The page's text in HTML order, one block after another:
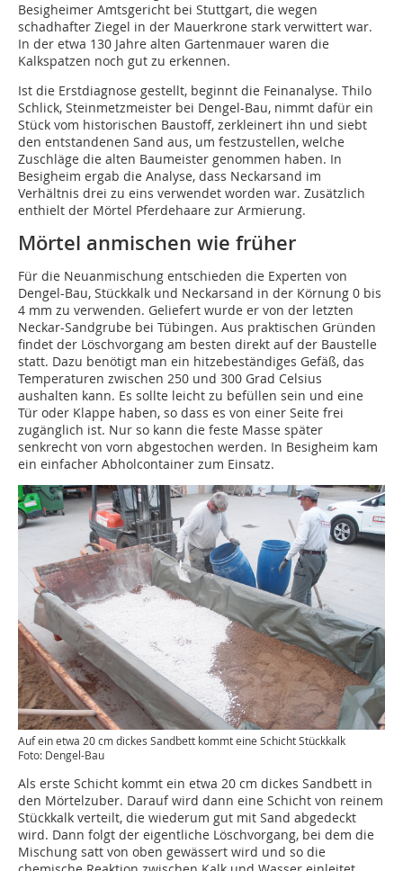
Besigheimer Amtsgericht bei Stuttgart, die wegen
schadhafter Ziegel in der Mauerkrone stark verwittert war.
In der etwa 130 Jahre alten Gartenmauer waren die
Kalkspatzen noch gut zu erkennen.
Ist die Erstdiagnose gestellt, beginnt die Feinanalyse. Thilo
Schlick, Steinmetzmeister bei Dengel-Bau, nimmt dafür ein
Stück vom historischen Baustoff, zerkleinert ihn und siebt
den entstandenen Sand aus, um festzustellen, welche
Zuschläge die alten Baumeister genommen haben. In
Besigheim ergab die Analyse, dass Neckarsand im
Verhältnis drei zu eins verwendet worden war. Zusätzlich
enthielt der Mörtel Pferdehaare zur Armierung.
Mörtel anmischen wie früher
Für die Neuanmischung entschieden die Experten von
Dengel-Bau, Stückkalk und Neckarsand in der Körnung 0 bis
4 mm zu verwenden. Geliefert wurde er von der letzten
Neckar-Sandgrube bei Tübingen. Aus praktischen Gründen
findet der Löschvorgang am besten direkt auf der Baustelle
statt. Dazu benötigt man ein hitzebeständiges Gefäß, das
Temperaturen zwischen 250 und 300 Grad Celsius
aushalten kann. Es sollte leicht zu befüllen sein und eine
Tür oder Klappe haben, so dass es von einer Seite frei
zugänglich ist. Nur so kann die feste Masse später
senkrecht von vorn abgestochen werden. In Besigheim kam
ein einfacher Abholcontainer zum Einsatz.
Auf ein etwa 20 cm dickes Sandbett kommt eine Schicht Stückkalk
Foto: Dengel-Bau
Als erste Schicht kommt ein etwa 20 cm dickes Sandbett in
den Mörtelzuber. Darauf wird dann eine Schicht von reinem
Stückkalk verteilt, die wiederum gut mit Sand abgedeckt
wird. Dann folgt der eigentliche Löschvorgang, bei dem die
Mischung satt von oben ­gewässert wird und so die